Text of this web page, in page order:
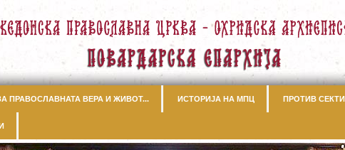
ПРАВОСЛАВНАТА ВЕРА И ЖИВОТ... ИСТОРИЈА НА МПЦ ПРОТИВ